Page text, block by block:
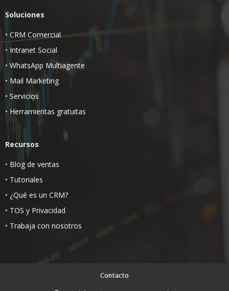
Soluciones
•CRM Comercial
• Intranet Social
• WhatsApp Multiagente
• Mail Marketing
• Servicios
• Herramientas gratuitas
Recursos
• Blog de ventas
• Tutoriales
• ¿Qué es un CRM?
• TOS y Privacidad
• Trabaja con nosotros
Contacto